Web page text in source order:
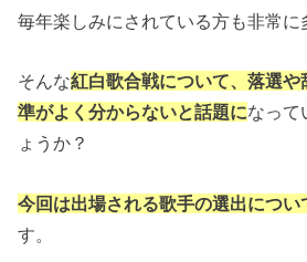
毎年楽しみにされている方も非常に
そんな紅白歌合戦について、落選
準がよく分からないと話題になって
ょうか？
今回は出場される歌手の選出につい
す。